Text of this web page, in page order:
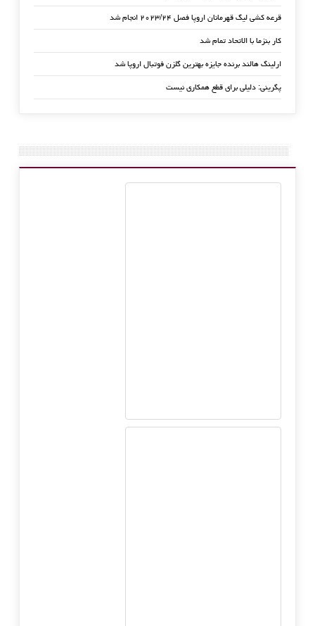
قرعه کشی لیگ قهرمانان اروپا فصل ۲۰۲۳/۲۴ انجام شد
کار بنزما با الاتحاد تمام شد
ارلینگ هالند برنده جایزه بهترین گلزن فوتبال اروپا شد
پگرینی: دلیلی برای قطع همکاری نیست